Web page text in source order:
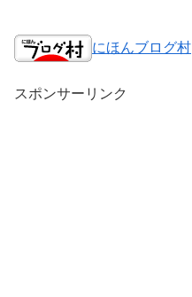
にほんブログ村
スポンサーリンク